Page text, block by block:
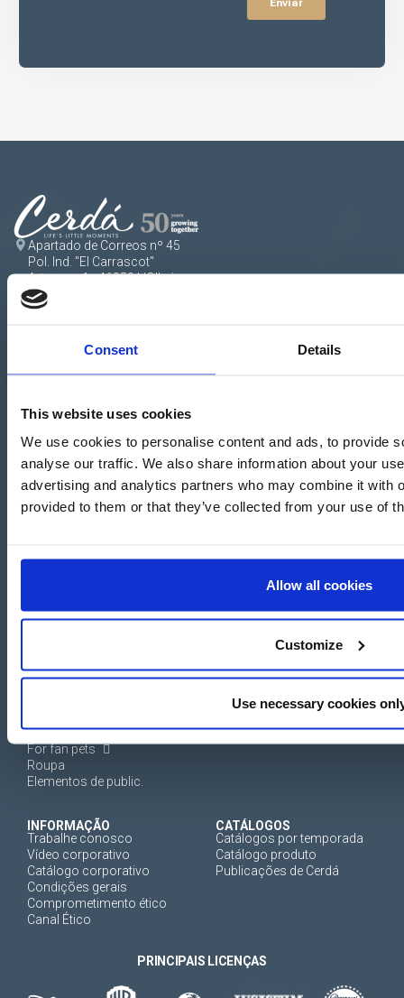
Consent Details
This website uses cookies
We use cookies to personalise content and ads, to provide
analyse our traffic. We also share information about your
advertising and analytics partners who may combine it with
provided to them or that they’ve collected from your use of
Allow all cookies
Customize
Use necessary cookies
Apartado de Correos nº 45
Pol. Ind. "El Carrascot"
Artesans 1 - 46850 L'Olleria
(Valencia-Spain)
+33 249 880 967
Login
Criar una conta
LOJA
Acessórios textil
Calçado
Papelaria
For fan pets
Roupa
Elementos de public.
SERVIÇOS
Integração do catálogo
digital
Disponibilidade de stock
INFORMAÇÃO
Trabalhe conosco
Vídeo corporativo
Catálogo corporativo
Condições gerais
Comprometimento ético
Canal Ético
CATÁLOGOS
Catálogos por temporada
Catálogo produto
Publicações de Cerdá
PRINCIPAIS LICENÇAS